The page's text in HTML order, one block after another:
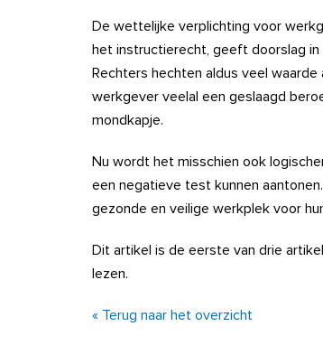
De wettelijke verplichting voor
het instructierecht, geeft doorslag
Rechters hechten aldus veel
werkgever veelal een geslaagd
mondkapje.
Nu wordt het misschien ook
een negatieve test kunnen
gezonde en veilige werkplek voor
Dit artikel is de eerste van drie
lezen.
« Terug naar het overzicht